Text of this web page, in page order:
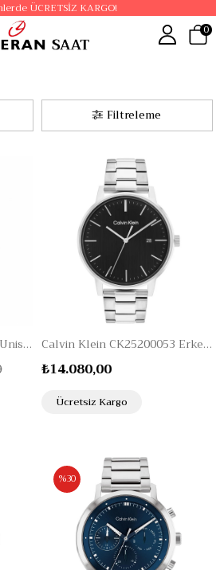
ÜCRETSİZ KARGO!
0
Filtreleme
Calvin Klein CK25200041 Unisex Kol Saati Calvin Klein CK25200053 Erkek Kol Saati
₺14.080,00
Ücretsiz Kargo
%30